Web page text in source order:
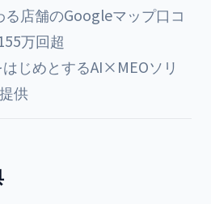
る店舗のGoogleマップ口コ
万回超
はじめとするAI×MEOソリ
供